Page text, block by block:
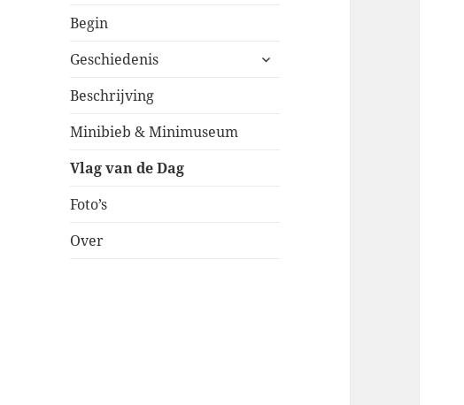
Begin
Geschiedenis
submenu
Beschrijving
Minibieb & Minimuseum
Vlag van de Dag
Foto’s
Over